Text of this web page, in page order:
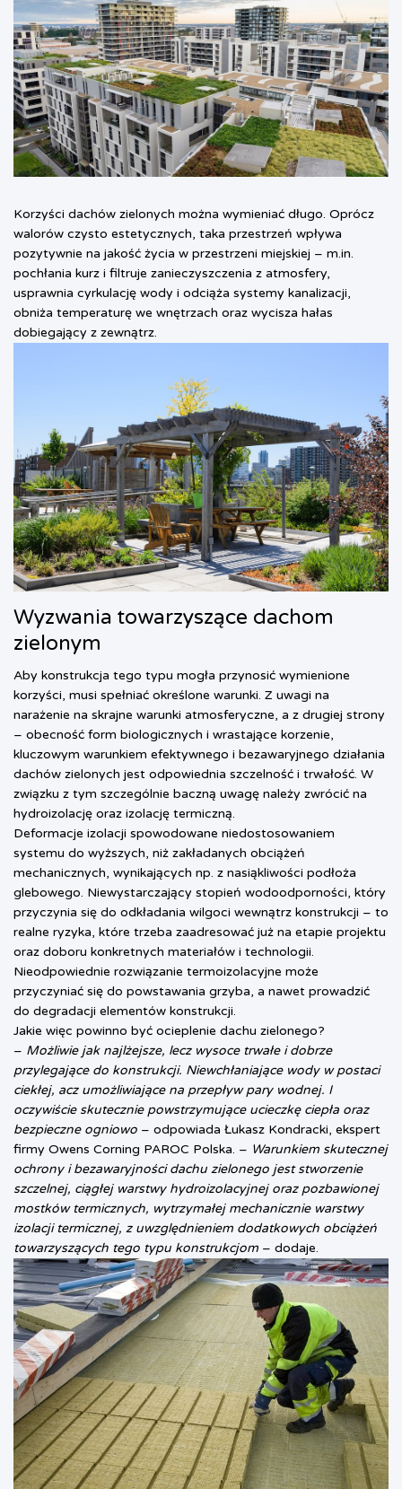
Korzyści dachów zielonych można wymieniać długo. Oprócz
walorów czysto estetycznych, taka przestrzeń wpływa
pozytywnie na jakość życia w przestrzeni miejskiej – m.in.
pochłania kurz i filtruje zanieczyszczenia z atmosfery,
usprawnia cyrkulację wody i odciąża systemy kanalizacji,
obniża temperaturę we wnętrzach oraz wycisza hałas
dobiegający z zewnątrz.
Wyzwania towarzyszące dachom
zielonym
Aby konstrukcja tego typu mogła przynosić wymienione
korzyści, musi spełniać określone warunki. Z uwagi na
narażenie na skrajne warunki atmosferyczne, a z drugiej strony
– obecność form biologicznych i wrastające korzenie,
kluczowym warunkiem efektywnego i bezawaryjnego działania
dachów zielonych jest odpowiednia szczelność i trwałość. W
związku z tym szczególnie baczną uwagę należy zwrócić na
hydroizolację oraz izolację termiczną.
Deformacje izolacji spowodowane niedostosowaniem
systemu do wyższych, niż zakładanych obciążeń
mechanicznych, wynikających np. z nasiąkliwości podłoża
glebowego. Niewystarczający stopień wodoodporności, który
przyczynia się do odkładania wilgoci wewnątrz konstrukcji – to
realne ryzyka, które trzeba zaadresować już na etapie projektu
oraz doboru konkretnych materiałów i technologii.
Nieodpowiednie rozwiązanie termoizolacyjne może
przyczyniać się do powstawania grzyba, a nawet prowadzić
do degradacji elementów konstrukcji.
Jakie więc powinno być ocieplenie dachu zielonego?
– Możliwie jak najlżejsze, lecz wysoce trwałe i dobrze
przylegające do konstrukcji. Niewchłaniające wody w postaci
ciekłej, acz umożliwiające na przepływ pary wodnej. I
oczywiście skutecznie powstrzymujące ucieczkę ciepła oraz
bezpieczne ogniowo – odpowiada Łukasz Kondracki, ekspert
firmy Owens Corning PAROC Polska. – Warunkiem skutecznej
ochrony i bezawaryjności dachu zielonego jest stworzenie
szczelnej, ciągłej warstwy hydroizolacyjnej oraz pozbawionej
mostków termicznych, wytrzymałej mechanicznie warstwy
izolacji termicznej, z uwzględnieniem dodatkowych obciążeń
towarzyszących tego typu konstrukcjom – dodaje.